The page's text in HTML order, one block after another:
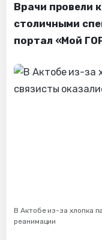
Врачи провели
столичными
портал «Мой
В Актобе из-за хлопка
реанимации